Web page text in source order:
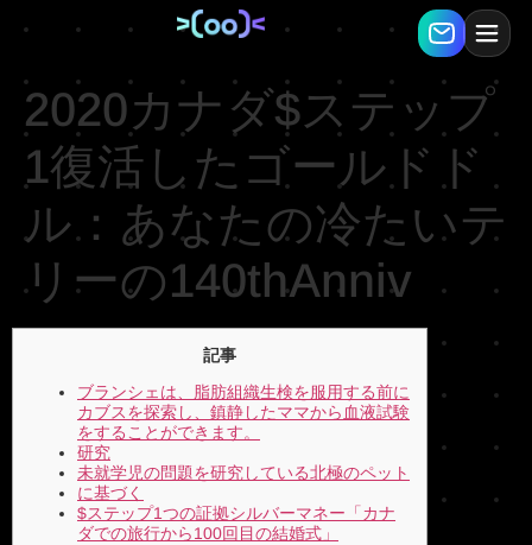
2020カナダ$ステップ
1復活したゴールドド
ル：あなたの冷たいテ
リーの140thAnniv
記事
ブランシェは、脂肪組織生検を服用する前に
カブスを探索し、鎮静したママから血液試験
をすることができます。
研究
未就学児の問題を研究している北極のペット
に基づく
$ステップ1つの証拠シルバーマネー「カナ
ダでの旅行から100回目の結婚式」